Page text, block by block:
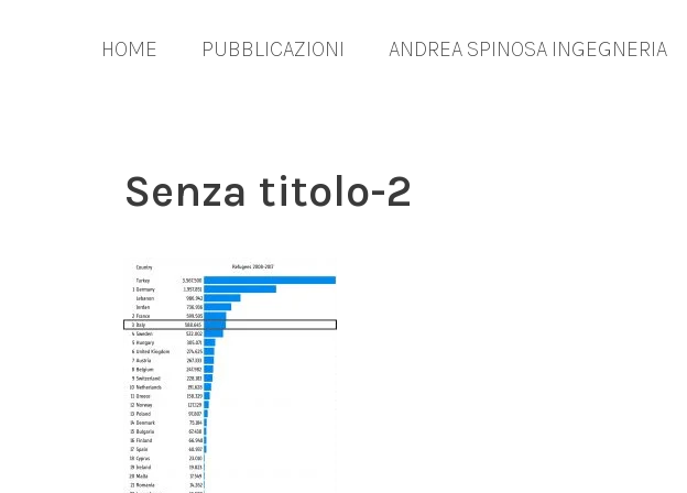
HOME PUBBLICAZIONI ANDREA SPINOSA INGEGNERIA
Senza titolo-2